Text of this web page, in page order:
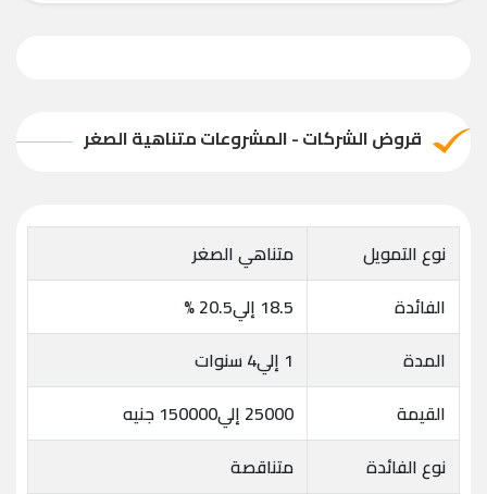
قروض الشركات - المشروعات متناهية الصغر
نوع التمويل
متناهي الصغر
الفائدة
18.5 إلي20.5 %
المدة
1 إلي4 سنوات
القيمة
25000 إلي150000 جنيه
نوع الفائدة
متناقصة